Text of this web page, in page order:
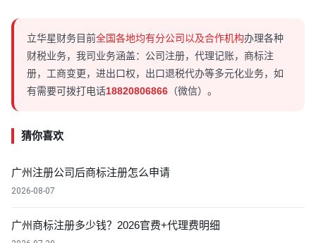
立华星财务目前全国各地均有分公司以及合作机构办理各种
财税业务，我司业务涵盖：公司注册，代理记账，商标注
册，工商变更，进出口权，出口退税代办等多元化业务，如
有需要可拨打电话18820806866 （微信）。
猜你喜欢
广州注册公司后商标注册怎么申请
2026-08-07
广州商标注册多少钱？2026官费+代理费明细